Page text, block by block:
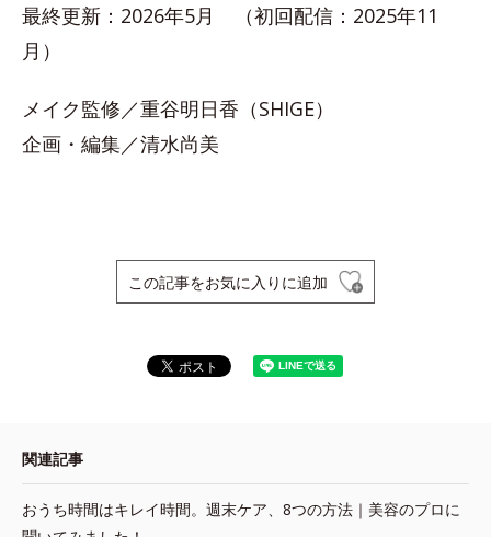
最終更新：2026年5月 （初回配信：2025年11
月）
メイク監修／重谷明日香（SHIGE）
企画・編集／清水尚美
この記事をお気に入りに追加
関連記事
おうち時間はキレイ時間。週末ケア、8つの方法｜美容のプロに